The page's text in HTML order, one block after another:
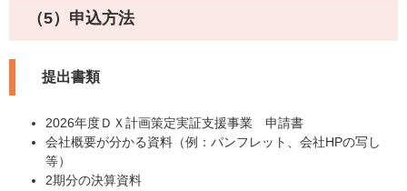
（5）申込方法
提出書類
2026年度ＤＸ計画策定実証支援事業 申請書
会社概要が分かる資料（例：パンフレット、会社HPの写し
等）
2期分の決算資料